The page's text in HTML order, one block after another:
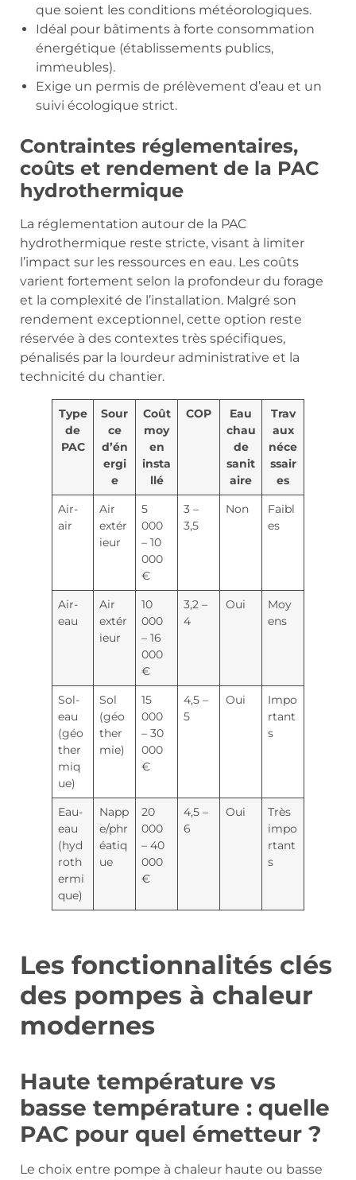
que soient les conditions météorologiques.
Idéal pour bâtiments à forte consommation
énergétique (établissements publics,
immeubles).
Exige un permis de prélèvement d’eau et un
suivi écologique strict.
Contraintes réglementaires,
coûts et rendement de la PAC
hydrothermique
La réglementation autour de la PAC
hydrothermique reste stricte, visant à limiter
l’impact sur les ressources en eau. Les coûts
varient fortement selon la profondeur du forage
et la complexité de l’installation. Malgré son
rendement exceptionnel, cette option reste
réservée à des contextes très spécifiques,
pénalisés par la lourdeur administrative et la
technicité du chantier.
Type
de
PAC
Sour
ce
d’én
ergi
e
Coût
moy
en
insta
llé
COP
Eau
chau
de
sanit
aire
Trav
aux
néce
ssair
es
Air-
air
Air
extér
ieur
5
000
– 10
000
€
3 –
3,5
Non
Faibl
es
Air-
eau
Air
extér
ieur
10
000
– 16
000
€
3,2 –
4
Oui
Moy
ens
Sol-
eau
(géo
ther
miq
ue)
Sol
(géo
ther
mie)
15
000
– 30
000
€
4,5 –
5
Oui
Impo
rtant
s
Eau-
eau
(hyd
roth
ermi
que)
Napp
e/phr
éatiq
ue
20
000
– 40
000
€
4,5 –
6
Oui
Très
impo
rtant
s
Les fonctionnalités clés
des pompes à chaleur
modernes
Haute température vs
basse température : quelle
PAC pour quel émetteur ?
Le choix entre pompe à chaleur haute ou basse